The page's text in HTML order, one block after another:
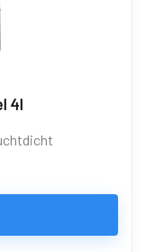
4l